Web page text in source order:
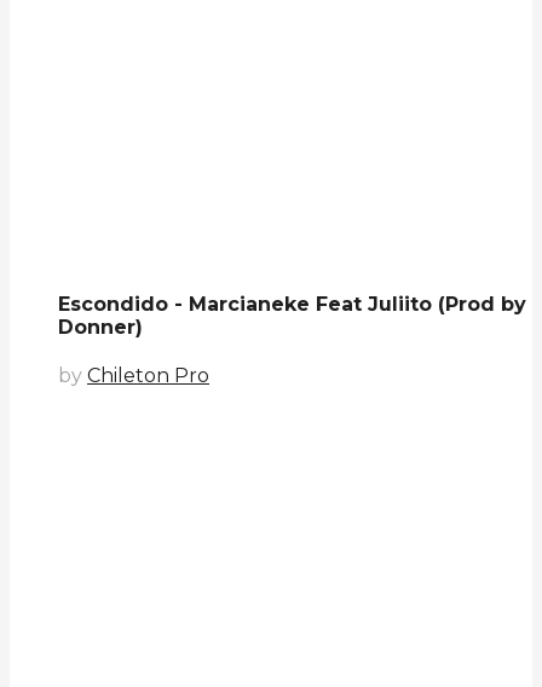
Escondido - Marcianeke Feat Juliito (Prod by
Donner)
by Chileton Pro